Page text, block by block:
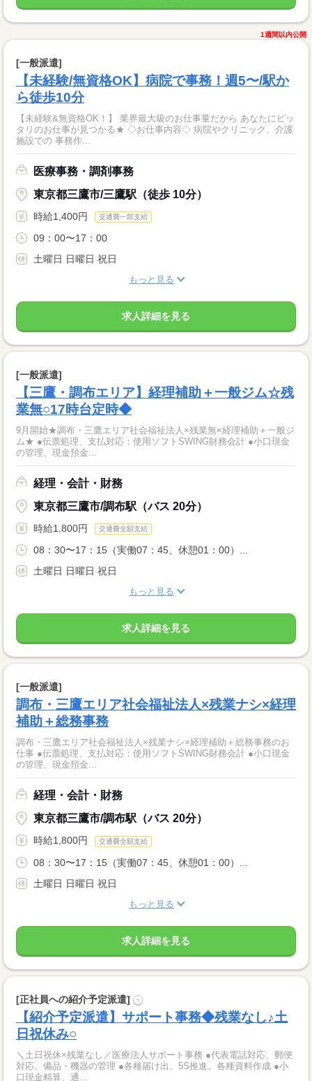
1週間以内公開
[一般派遣]
【未経験/無資格OK】病院で事務！週5〜/駅か
ら徒歩10分
【未経験&無資格OK！】 業界最大級のお仕事量だから あなたにピッ
タリのお仕事が見つかる★ ◇お仕事内容◇ 病院やクリニック、介護
施設での 事務作...
医療事務・調剤事務
東京都三鷹市/三鷹駅（徒歩 10分）
時給1,400円 交通費一部支給
09：00〜17：00
土曜日 日曜日 祝日
もっと見る
求人詳細を見る
[一般派遣]
【三鷹・調布エリア】経理補助＋一般ジム☆残
業無○17時台定時◆
9月開始★調布・三鷹エリア社会福祉法人×残業無×経理補助＋一般ジ
ム★ ●伝票処理、支払対応：使用ソフトSWING財務会計 ●小口現金
の管理、現金預金...
経理・会計・財務
東京都三鷹市/調布駅（バス 20分）
時給1,800円 交通費全額支給
08：30〜17：15（実働07：45、休憩01：00）...
土曜日 日曜日 祝日
もっと見る
求人詳細を見る
[一般派遣]
調布・三鷹エリア社会福祉法人×残業ナシ×経理
補助＋総務事務
調布・三鷹エリア社会福祉法人×残業ナシ×経理補助＋総務事務のお
仕事 ●伝票処理、支払対応：使用ソフトSWING財務会計 ●小口現金
の管理、現金預金...
経理・会計・財務
東京都三鷹市/調布駅（バス 20分）
時給1,800円 交通費全額支給
08：30〜17：15（実働07：45、休憩01：00）...
土曜日 日曜日 祝日
もっと見る
求人詳細を見る
[正社員への紹介予定派遣] ?
【紹介予定派遣】サポート事務◆残業なし♪土
日祝休み○
＼土日祝休×残業なし／医療法人サポート事務 ●代表電話対応、郵便
対応、備品・機器の管理 ●各種届け出、5S推進、各種資料作成 ●小
口現金精算、通...